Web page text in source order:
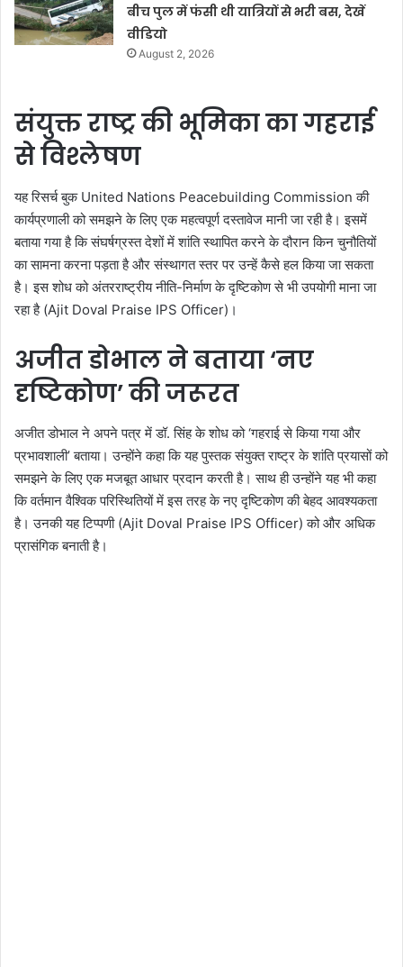
बीच पुल में फंसी थी यात्रियों से भरी बस, देखें
वीडियो
August 2, 2026
संयुक्त राष्ट्र की भूमिका का गहराई
से विश्लेषण
यह रिसर्च बुक United Nations Peacebuilding Commission की
कार्यप्रणाली को समझने के लिए एक महत्वपूर्ण दस्तावेज मानी जा रही है। इसमें
बताया गया है कि संघर्षग्रस्त देशों में शांति स्थापित करने के दौरान किन चुनौतियों
का सामना करना पड़ता है और संस्थागत स्तर पर उन्हें कैसे हल किया जा सकता
है। इस शोध को अंतरराष्ट्रीय नीति-निर्माण के दृष्टिकोण से भी उपयोगी माना जा
रहा है (Ajit Doval Praise IPS Officer)।
अजीत डोभाल ने बताया ‘नए
दृष्टिकोण’ की जरूरत
अजीत डोभाल ने अपने पत्र में डॉ. सिंह के शोध को ‘गहराई से किया गया और
प्रभावशाली’ बताया। उन्होंने कहा कि यह पुस्तक संयुक्त राष्ट्र के शांति प्रयासों को
समझने के लिए एक मजबूत आधार प्रदान करती है। साथ ही उन्होंने यह भी कहा
कि वर्तमान वैश्विक परिस्थितियों में इस तरह के नए दृष्टिकोण की बेहद आवश्यकता
है। उनकी यह टिप्पणी (Ajit Doval Praise IPS Officer) को और अधिक
प्रासंगिक बनाती है।